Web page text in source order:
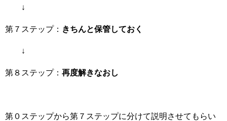
↓
第７ステップ： きちんと保管しておく
↓
第８ステップ： 再度解きなおし
第０ステップから第７ステップに分けて説明させてもらい